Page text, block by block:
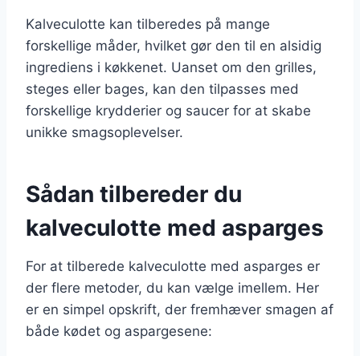
Kalveculotte kan tilberedes på mange
forskellige måder, hvilket gør den til en alsidig
ingrediens i køkkenet. Uanset om den grilles,
steges eller bages, kan den tilpasses med
forskellige krydderier og saucer for at skabe
unikke smagsoplevelser.
Sådan tilbereder du
kalveculotte med asparges
For at tilberede kalveculotte med asparges er
der flere metoder, du kan vælge imellem. Her
er en simpel opskrift, der fremhæver smagen af
både kødet og aspargesene: